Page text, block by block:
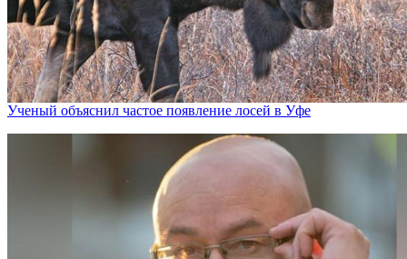
Ученый объяснил частое появление лосей в Уфе